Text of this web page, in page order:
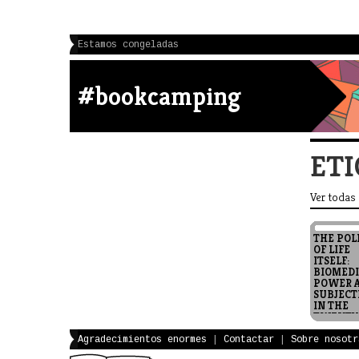
Estamos congeladas
#bookcamping
Ver todas
THE
OF LIFE
ITSELF:
POWER
IN THE
TWENTY-
FIRST
2006 Rose,
Agradecimientos enormes Contactar Sobre